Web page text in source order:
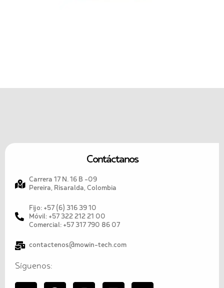
Contáctanos
Carrera 17 N. 16 B -09
Pereira, Risaralda, Colombia
Fijo: +57 (6) 316 39 10
Móvil: +57 322 212 21 00
Comercial: +57 317 790 86 07
contactenos@mowin-tech.com
Síguenos: